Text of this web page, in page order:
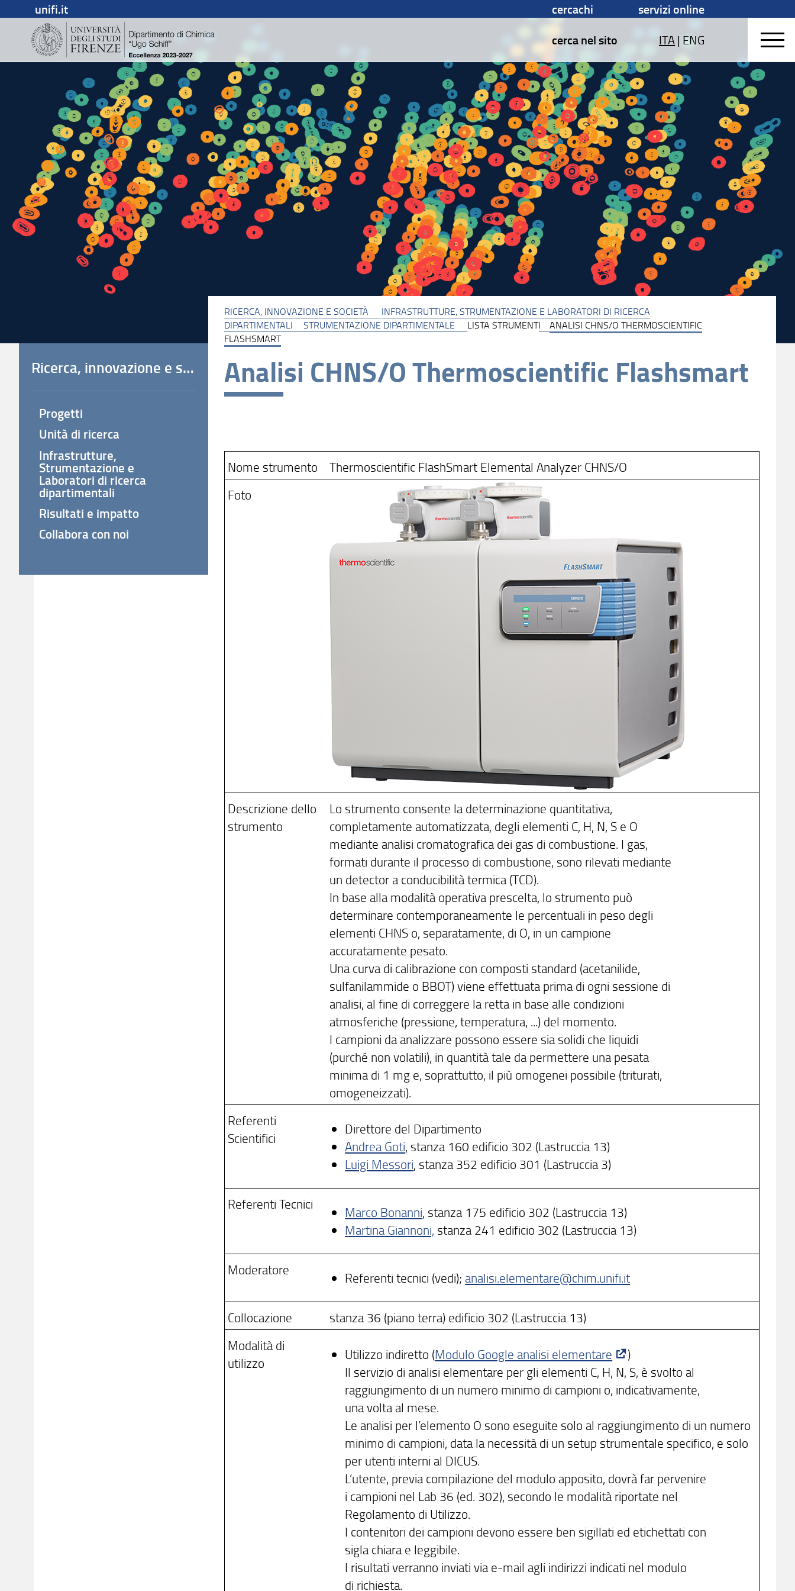
unifi.it cercachi
servizi online
cerca nel sito
ITA| ENG
RICERCA, INNOVAZIONE E SOCIETÀ
INFRASTRUTTURE, STRUMENTAZIONE E LABORATORI DI RICERCA
DIPARTIMENTALI
STRUMENTAZIONE DIPARTIMENTALE LISTA STRUMENTI
ANALISI CHNS/O THERMOSCIENTIFIC
FLASHSMART
Analisi CHNS/O Thermoscientific Flashsmart
Nome strumento
Thermoscientific FlashSmart Elemental Analyzer CHNS/O
Foto
Descrizione dello
strumento
Lo strumento consente la determinazione quantitativa,
completamente automatizzata, degli elementi C, H, N, S e O
mediante analisi cromatografica dei gas di combustione. I gas,
formati durante il processo di combustione, sono rilevati mediante
un detector a conducibilità termica (TCD).
In base alla modalità operativa prescelta, lo strumento può
determinare contemporaneamente le percentuali in peso degli
elementi CHNS o, separatamente, di O, in un campione
accuratamente pesato.
Una curva di calibrazione con composti standard (acetanilide,
sulfanilammide o BBOT) viene effettuata prima di ogni sessione di
analisi, al fine di correggere la retta in base alle condizioni
atmosferiche (pressione, temperatura, ...) del momento.
I campioni da analizzare possono essere sia solidi che liquidi
(purché non volatili), in quantità tale da permettere una pesata
minima di 1 mg e, soprattutto, il più omogenei possibile (triturati,
omogeneizzati).
Referenti
Scientifici
Direttore del Dipartimento
Andrea Goti, stanza 160 edificio 302 (Lastruccia 13)
Luigi Messori, stanza 352 edificio 301 (Lastruccia 3)
Referenti Tecnici Marco Bonanni, stanza 175 edificio 302 (Lastruccia 13)
Martina Giannoni, stanza 241 edificio 302 (Lastruccia 13)
Moderatore Referenti tecnici (vedi); analisi.elementare@chim.unifi.it
Collocazione
stanza 36 (piano terra) edificio 302 (Lastruccia 13)
Modalità di
utilizzo
Utilizzo indiretto (Modulo Google analisi elementare
)
Il servizio di analisi elementare per gli elementi C, H, N, S, è svolto al
raggiungimento di un numero minimo di campioni o, indicativamente,
una volta al mese.
Le analisi per l’elemento O sono eseguite solo al raggiungimento di un numero
minimo di campioni, data la necessità di un setup strumentale specifico, e solo
per utenti interni al DICUS.
L’utente, previa compilazione del modulo apposito, dovrà far pervenire
i campioni nel Lab 36 (ed. 302), secondo le modalità riportate nel
Regolamento di Utilizzo.
I contenitori dei campioni devono essere ben sigillati ed etichettati con
sigla chiara e leggibile.
I risultati verranno inviati via e-mail agli indirizzi indicati nel modulo
di richiesta.
Ricerca, innovazione e società
Progetti
Unità di ricerca
Infrastrutture,
Strumentazione e
Laboratori di ricerca
dipartimentali
Risultati e impatto
Collabora con noi